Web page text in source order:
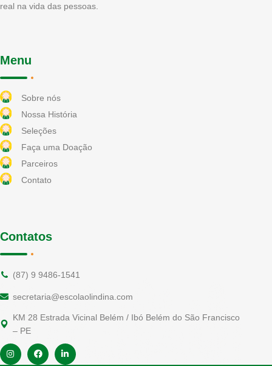
real na vida das pessoas.
Menu
Sobre nós
Nossa História
Seleções
Faça uma Doação
Parceiros
Contato
Contatos
(87) 9 9486-1541
secretaria@escolaolindina.com
KM 28 Estrada Vicinal Belém / Ibó Belém do São Francisco
– PE